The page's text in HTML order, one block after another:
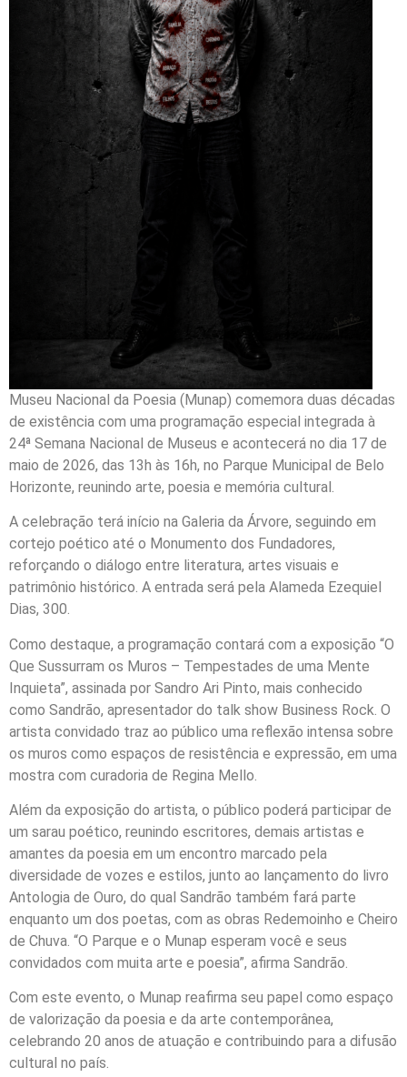
Museu Nacional da Poesia (Munap) comemora duas décadas
de existência com uma programação especial integrada à
24ª Semana Nacional de Museus e acontecerá no dia 17 de
maio de 2026, das 13h às 16h, no Parque Municipal de Belo
Horizonte, reunindo arte, poesia e memória cultural.
A celebração terá início na Galeria da Árvore, seguindo em
cortejo poético até o Monumento dos Fundadores,
reforçando o diálogo entre literatura, artes visuais e
patrimônio histórico. A entrada será pela Alameda Ezequiel
Dias, 300.
Como destaque, a programação contará com a exposição “O
Que Sussurram os Muros – Tempestades de uma Mente
Inquieta”, assinada por Sandro Ari Pinto, mais conhecido
como Sandrão, apresentador do talk show Business Rock. O
artista convidado traz ao público uma reflexão intensa sobre
os muros como espaços de resistência e expressão, em uma
mostra com curadoria de Regina Mello.
Além da exposição do artista, o público poderá participar de
um sarau poético, reunindo escritores, demais artistas e
amantes da poesia em um encontro marcado pela
diversidade de vozes e estilos, junto ao lançamento do livro
Antologia de Ouro, do qual Sandrão também fará parte
enquanto um dos poetas, com as obras Redemoinho e Cheiro
de Chuva. “O Parque e o Munap esperam você e seus
convidados com muita arte e poesia”, afirma Sandrão.
Com este evento, o Munap reafirma seu papel como espaço
de valorização da poesia e da arte contemporânea,
celebrando 20 anos de atuação e contribuindo para a difusão
cultural no país.